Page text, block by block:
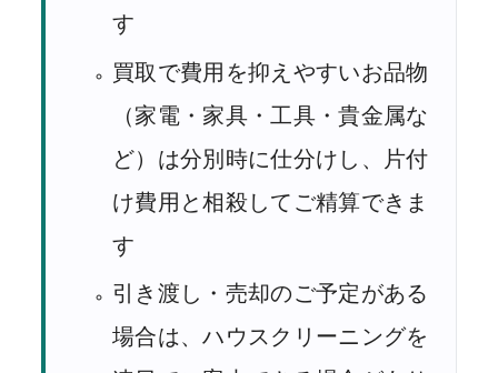
す
買取で費用を抑えやすいお品物
（家電・家具・工具・貴金属な
ど）は分別時に仕分けし、片付
け費用と相殺してご精算できま
す
引き渡し・売却のご予定がある
場合は、ハウスクリーニングを